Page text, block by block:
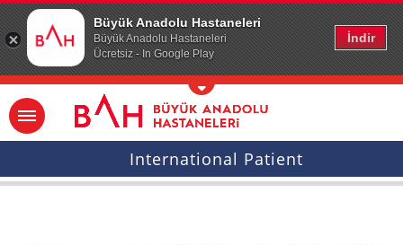
Büyük Anadolu Hastaneleri
Büyük Anadolu Hastaneleri
Ücretsiz - In Google Play
İndir
Ana icerige atla
International Patient